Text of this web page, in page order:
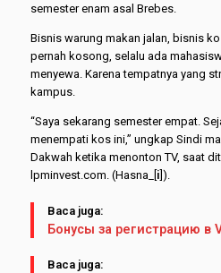
semester enam asal Brebes.
Bisnis warung makan jalan, bisnis
pernah kosong, selalu ada
menyewa. Karena tempatnya yang
kampus.
“Saya sekarang semester empat.
menempati kos ini,” ungkap Sindi
Dakwah ketika menonton TV, saat
lpminvest.com. (Hasna_[ i ]).
Baca juga:
Бонусы за регистрацию в
Baca juga: